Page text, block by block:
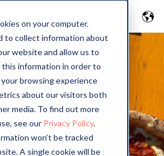
on your computer.
to collect information about
website and allow us to
this information in order to
browsing experience
about our visitors both
media. To find out more
see our Privacy Policy.
won’t be tracked
A single cookie will be